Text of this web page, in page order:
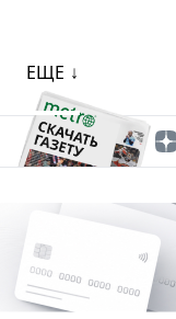
ЕЩЕ ↓